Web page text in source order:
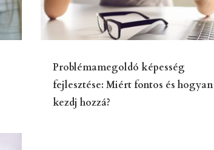
Problémamegoldó képesség
fejlesztése: Miért fontos és hogyan
kezdj hozzá?